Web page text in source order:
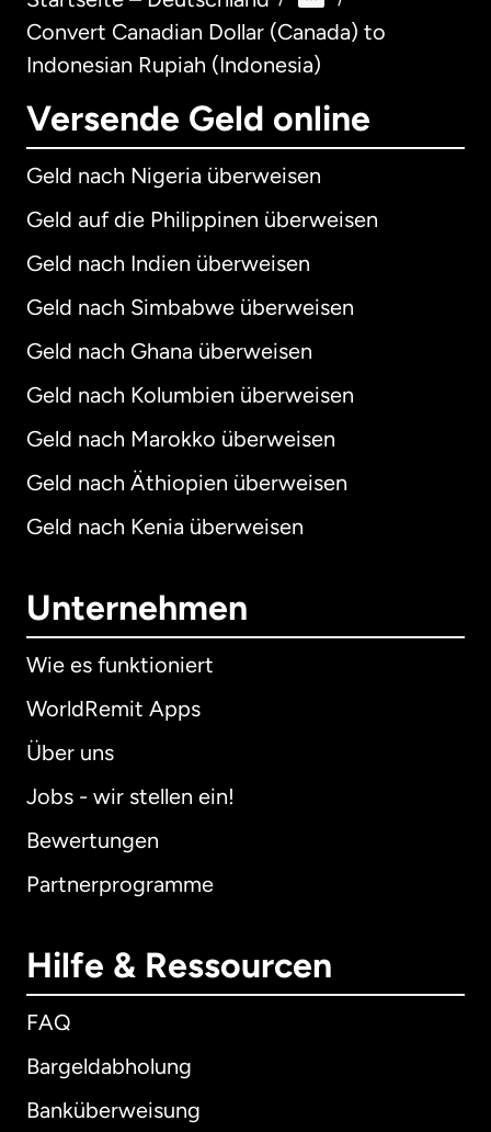
Convert Canadian Dollar (Canada) to
Indonesian Rupiah (Indonesia)
Versende Geld online
Geld nach Nigeria überweisen
Geld auf die Philippinen überweisen
Geld nach Indien überweisen
Geld nach Simbabwe überweisen
Geld nach Ghana überweisen
Geld nach Kolumbien überweisen
Geld nach Marokko überweisen
Geld nach Äthiopien überweisen
Geld nach Kenia überweisen
Unternehmen
Wie es funktioniert
WorldRemit Apps
Über uns
Jobs - wir stellen ein!
Bewertungen
Partnerprogramme
Hilfe & Ressourcen
FAQ
Bargeldabholung
Banküberweisung